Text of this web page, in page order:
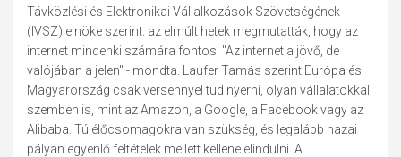
Távközlési és Elektronikai Vállalkozások Szövetségének
(IVSZ) elnöke szerint: az elmúlt hetek megmutatták, hogy az
internet mindenki számára fontos. "Az internet a jövő, de
valójában a jelen" - mondta. Laufer Tamás szerint Európa és
Magyarország csak versennyel tud nyerni, olyan vállalatokkal
szemben is, mint az Amazon, a Google, a Facebook vagy az
Alibaba. Túlélőcsomagokra van szükség, és legalább hazai
pályán egyenlő feltételek mellett kellene elindulni. A